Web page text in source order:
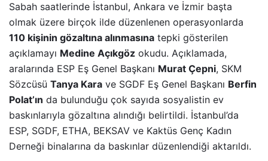
Sabah saatlerinde İstanbul, Ankara ve İzmir başta
olmak üzere birçok ilde düzenlenen operasyonlarda
110 kişinin gözaltına alınmasına tepki gösterilen
açıklamayı Medine Açıkgöz okudu. Açıklamada,
aralarında ESP Eş Genel Başkanı Murat Çepni, SKM
Sözcüsü Tanya Kara ve SGDF Eş Genel Başkanı Berfin
Polat’ın da bulunduğu çok sayıda sosyalistin ev
baskınlarıyla gözaltına alındığı belirtildi. İstanbul’da
ESP, SGDF, ETHA, BEKSAV ve Kaktüs Genç Kadın
Derneği binalarına da baskınlar düzenlendiği aktarıldı.